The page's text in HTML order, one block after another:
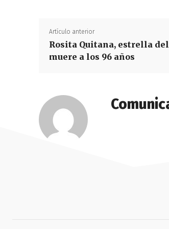
Artículo anterior
Rosita Quitana, estrella del
muere a los 96 años